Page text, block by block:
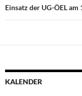
Einsatz der UG-ÖEL am
KALENDER